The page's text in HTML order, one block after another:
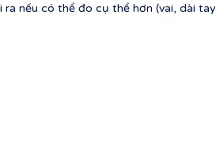
nếu có thể đo cụ thể hơn (vai, dài